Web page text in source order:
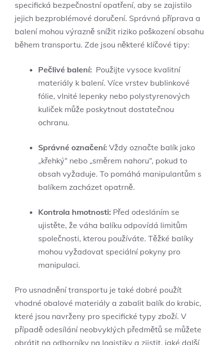
specifická bezpečnostní opatření, aby se zajistilo
⁣jejich ‍bezproblémové doručení. Správná příprava a​
balení ​mohou ​výrazně snížit ⁤riziko poškození⁤ obsahu
během transportu.⁢ Zde jsou‍ některé klíčové tipy:
Pečlivé balení: ⁢ Použijte⁢ vysoce kvalitní
materiály k balení. ‌Více vrstev bublinkové
fólie,⁣ vlnité lepenky nebo polystyrenových⁤
kuliček může poskytnout​ dostatečnou
ochranu.
Správné označení: ⁢Vždy označte balík jako
„křehký“ nebo „směrem nahoru“, pokud to
obsah ⁤vyžaduje. To pomáhá ‍manipulantům s
balíkem zacházet opatrně.
Kontrola hmotnosti: Před odesláním ⁤se
ujistěte, že váha​ balíku odpovídá limitům
společnosti, ⁣kterou‌ používáte. ‌Těžké balíky
mohou⁣ vyžadovat ​speciální pokyny ⁤pro
manipulaci.
Pro usnadnění transportu je také ⁢dobré použít⁣
vhodné ​obalové materiály a ⁢zabalit balík do krabic,
které jsou ‌navrženy pro specifické typy⁣ zboží. ⁤V
případě ‍odesílání ​neobvyklých předmětů se můžete
obrátit ‍na odborníky​ na logistiky ‍a⁣ zjistit, ⁣jaké další